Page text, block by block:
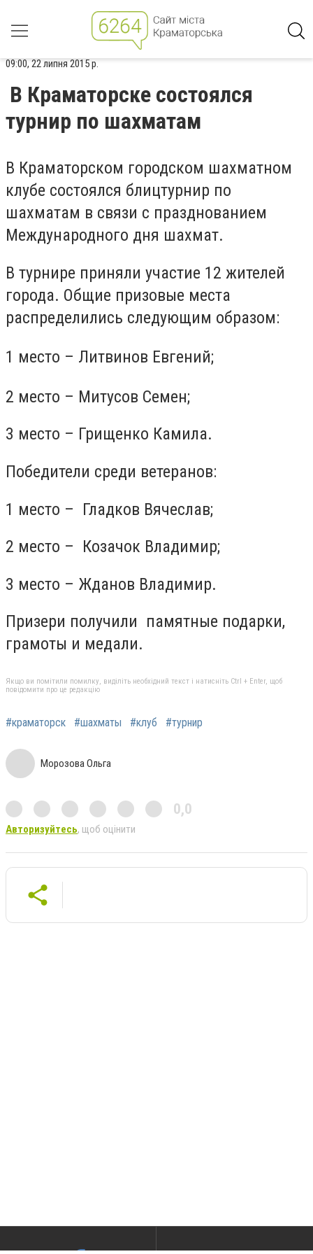
09:00, 22 липня 2015 р.
В Краматорске состоялся
турнир по шахматам
В Краматорском городском шахматном
клубе состоялся блицтурнир по
шахматам в связи с празднованием
Международного дня шахмат.
В турнире приняли участие 12 жителей
города. Общие призовые места
распределились следующим образом:
1 место – Литвинов Евгений;
2 место – Митусов Семен;
3 место – Грищенко Камила.
Победители среди ветеранов:
1 место – Гладков Вячеслав;
2 место – Козачок Владимир;
3 место – Жданов Владимир.
Призери получили памятные подарки,
грамоты и медали.
Якщо ви помітили помилку, виділіть необхідний текст і натисніть Ctrl + Enter, щоб
повідомити про це редакцію
#краматорск #шахматы #клуб #турнир
Морозова Ольга
0,0
Авторизуйтесь, щоб оцінити